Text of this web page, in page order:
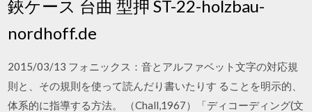
鋏ケース 台曲 型押 ST-22-holzbau-
nordhoff.de
2015/03/13 フォニックス：音とアルファベット文字の対応規
則と、その規則を使って読んだり書いたりす ることを明示的、
体系的に指導する方法。 （Chall,1967）「ディコーディング(文